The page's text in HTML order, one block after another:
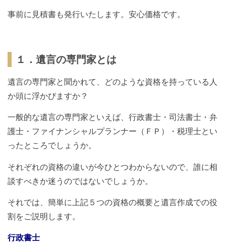
事前に見積書も発行いたします。安心価格です。
１．遺言の専門家とは
遺言の専門家と聞かれて、どのような資格を持っている人
か頭に浮かびますか？
一般的な遺言の専門家といえば、行政書士・司法書士・弁
護士・ファイナンシャルプランナー（ＦＰ）・税理士とい
ったところでしょうか。
それぞれの資格の違いが今ひとつわからないので、誰に相
談すべきか迷うのではないでしょうか。
それでは、簡単に上記５つの資格の概要と遺言作成での役
割をご説明します。
行政書士